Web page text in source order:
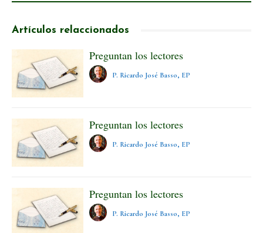
Artículos relaccionados
Preguntan los lectores
P. Ricardo José Basso, EP
Preguntan los lectores
P. Ricardo José Basso, EP
Preguntan los lectores
P. Ricardo José Basso, EP